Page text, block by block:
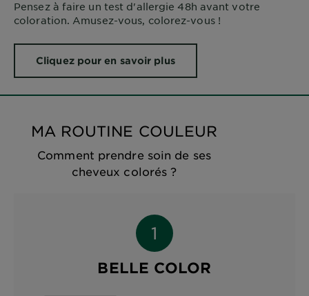
Pensez à faire un test d'allergie 48h avant votre
coloration. Amusez-vous, colorez-vous !
Cliquez pour en savoir plus
MA ROUTINE COULEUR
Comment prendre soin de ses
cheveux colorés ?
BELLE COLOR